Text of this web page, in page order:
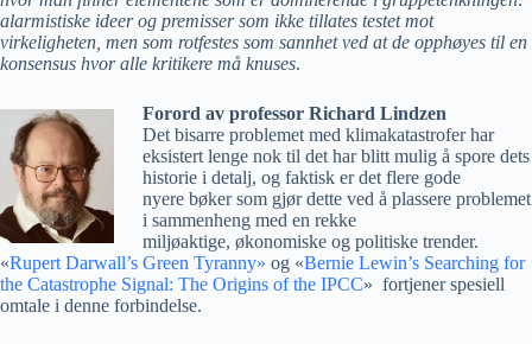
alarmistiske ideer og premisser som ikke tillates testet mot
virkeligheten, men som rotfestes som sannhet ved at de opphøyes til en
konsensus hvor alle kritikere må knuses.
Forord av professor Richard Lindzen
Det bisarre problemet med klimakatastrofer har
eksistert lenge nok til det har blitt mulig å spore dets
historie i detalj, og faktisk er det flere gode
nyere bøker som gjør dette ved å plassere problemet
i sammenheng med en rekke
miljøaktige, økonomiske og politiske trender.
«Rupert Darwall’s Green Tyranny» og «Bernie Lewin’s Searching for
the Catastrophe Signal: The Origins of the IPCC» fortjener spesiell
omtale i denne forbindelse.